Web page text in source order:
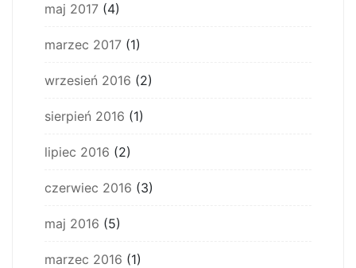
maj 2017 (4)
marzec 2017 (1)
wrzesień 2016 (2)
sierpień 2016 (1)
lipiec 2016 (2)
czerwiec 2016 (3)
maj 2016 (5)
marzec 2016 (1)